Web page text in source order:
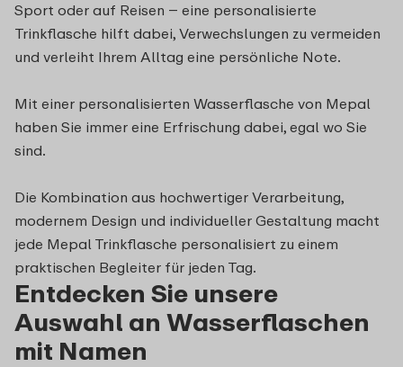
Sport oder auf Reisen – eine personalisierte
Trinkflasche hilft dabei, Verwechslungen zu vermeiden
und verleiht Ihrem Alltag eine persönliche Note.
Mit einer personalisierten Wasserflasche von Mepal
haben Sie immer eine Erfrischung dabei, egal wo Sie
sind.
Die Kombination aus hochwertiger Verarbeitung,
modernem Design und individueller Gestaltung macht
jede Mepal Trinkflasche personalisiert zu einem
praktischen Begleiter für jeden Tag.
Entdecken Sie unsere
Auswahl an Wasserflaschen
mit Namen